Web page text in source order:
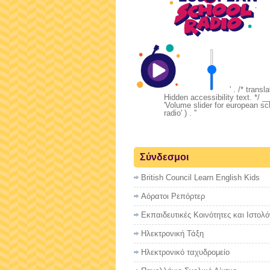
' . /*
Hidden accessibility text. */
'Volume slider for european
radio' ) . ''
Σύνδεσμοι
British Council Learn English Kids
Αόρατοι Ρεπόρτερ
Εκπαιδευτικές Κοινότητες και
Ηλεκτρονική Τάξη
Ηλεκτρονικό ταχυδρομείο